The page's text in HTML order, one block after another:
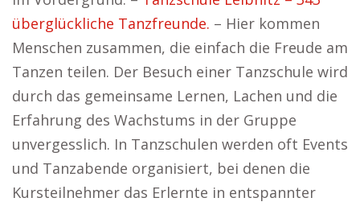
überglückliche Tanzfreunde. – Hier kommen
Menschen zusammen, die einfach die Freude am
Tanzen teilen. Der Besuch einer Tanzschule wird
durch das gemeinsame Lernen, Lachen und die
Erfahrung des Wachstums in der Gruppe
unvergesslich. In Tanzschulen werden oft Events
und Tanzabende organisiert, bei denen die
Kursteilnehmer das Erlernte in entspannter